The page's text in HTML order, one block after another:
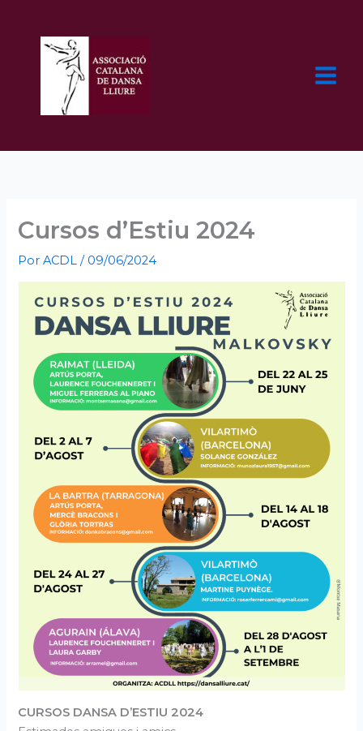
contenido
Cursos d’Estiu 2024
PorACDL/ 09/06/2024
CURSOS DANSA D’ESTIU 2024